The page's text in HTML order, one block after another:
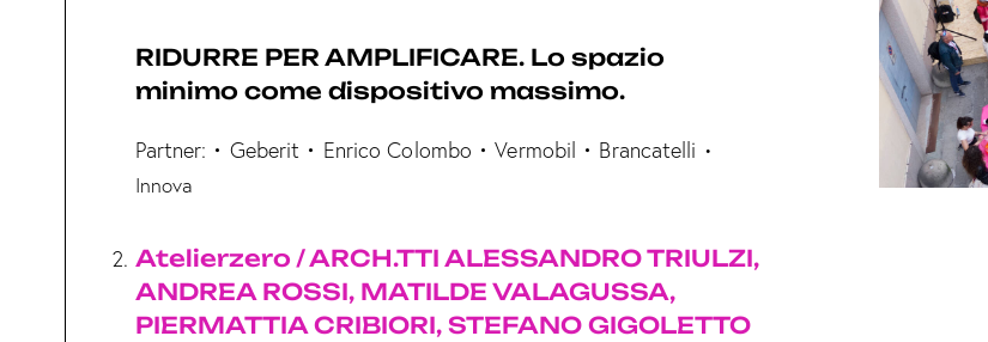
RIDURRE PER AMPLIFICARE. Lo spazio
minimo come dispositivo massimo.
Partner: • Geberit • Enrico Colombo • Vermobil • Brancatelli •
Innova
Atelierzero / ARCH.TTI ALESSANDRO TRIULZI,
ANDREA ROSSI, MATILDE VALAGUSSA,
PIERMATTIA CRIBIORI, STEFANO GIGOLETTO